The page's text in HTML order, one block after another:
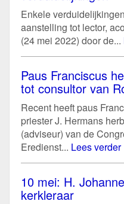
Enkele
aanstelling tot lector,
(24 mei 2022) door de...
Paus Franciscus
tot consultor van
Recent heeft paus
priester J. Hermans
(adviseur) van de
Eredienst... Lees verder
10 mei: H.
kerkleraar